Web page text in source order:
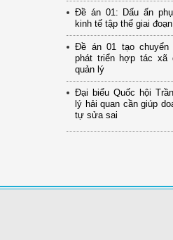
Đề án 01: Dấu ấn
kinh tế tập thể giai
Đề án 01 tạo
phát triển hợp tác xã
quản lý
Đại biểu Quốc hội
lý hải quan cần giúp
tự sửa sai